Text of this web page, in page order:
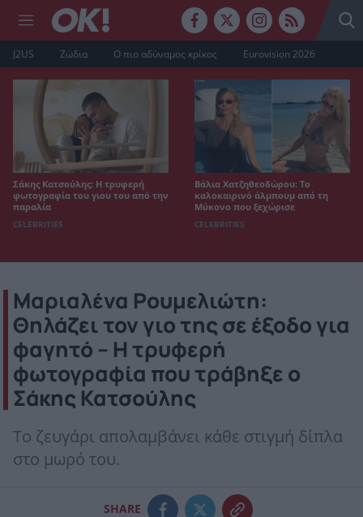
J2US Ζώδια Ο πιο αδύναμος κρίκος Eurovision 2026
Σάκης Κατσούλης: Η τρυφερή
φωτογραφία του γιου του από την
παραλία
CELEBRITIES
Βάλια Χατζηθεοδώρου: Το
καλοκαιρινό άλμπουμ από τη
Μύκονο που ξεχώρισε
CELEBRITIES
Μαριαλένα Ρουμελιώτη:
Θηλάζει τον γιο της σε έξοδο για
φαγητό – Η τρυφερή
φωτογραφία που τράβηξε ο
Σάκης Κατσούλης
Το ζευγάρι απολαμβάνει κάθε στιγμή δίπλα
στο μωρό του.
SHARE